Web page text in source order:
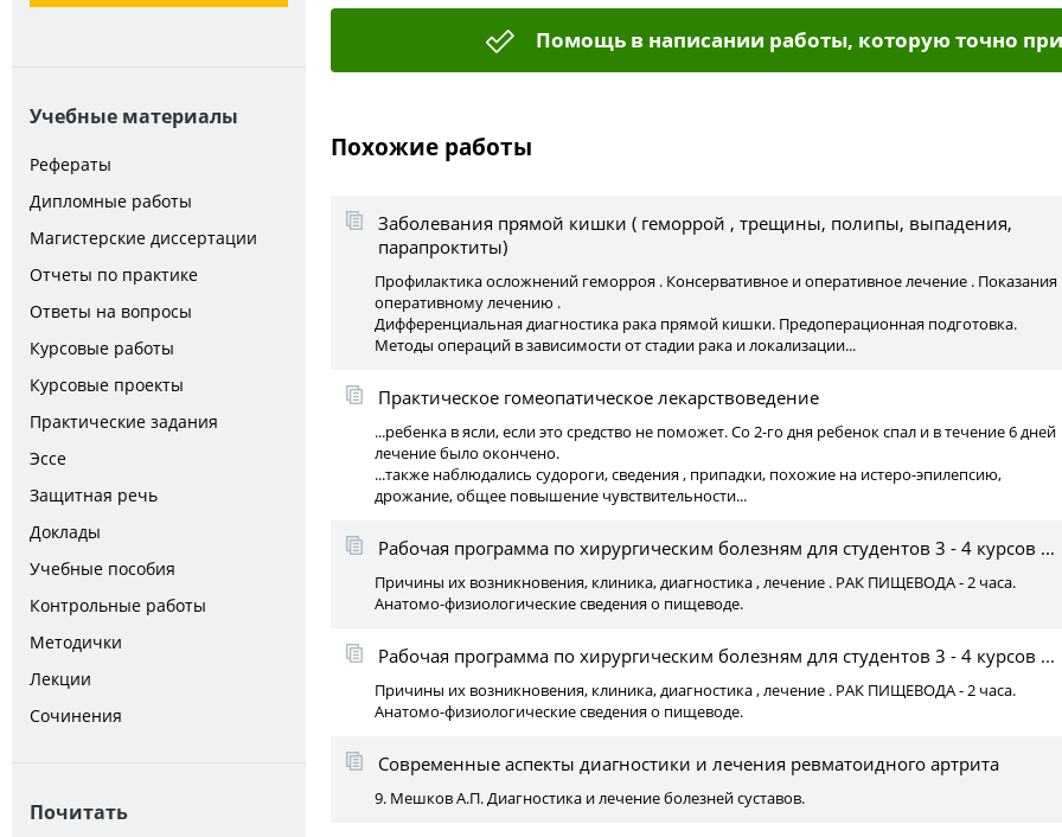
Учебные материалы
Рефераты
Дипломные работы
Магистерские диссертации
Отчеты по практике
Ответы на вопросы
Курсовые работы
Курсовые проекты
Практические задания
Эссе
Защитная речь
Доклады
Учебные пособия
Контрольные работы
Методички
Лекции
Сочинения
Почитать
Помощь в написании работы, которую точно
Похожие работы
Заболевания прямой кишки ( геморрой , трещины, полипы, выпадения,
парапроктиты)
Профилактика осложнений геморроя . Консервативное и оперативное лечение . Показания
оперативному лечению .
Дифференциальная диагностика рака прямой кишки. Предоперационная подготовка.
Методы операций в зависимости от стадии рака и локализации...
Практическое гомеопатическое лекарствоведение
...ребенка в ясли, если это средство не поможет. Со 2-го дня ребенок спал и в течение 6 дней
лечение былo окончено.
...также наблюдались судороги, сведения , припадки, похожие на истеро-эпилепсию,
дрожание, общее повышение чувствительности...
Рабочая программа по хирургическим болезням для студентов 3 - 4 курсов ...
Причины их возникновения, клиника, диагностика , лечение . РАК ПИЩЕВОДА - 2 часа.
Анатомо-физиологические сведения о пищеводе.
Рабочая программа по хирургическим болезням для студентов 3 - 4 курсов ...
Причины их возникновения, клиника, диагностика , лечение . РАК ПИЩЕВОДА - 2 часа.
Анатомо-физиологические сведения о пищеводе.
Современные аспекты диагностики и лечения ревматоидного артрита
9. Мешков А.П. Диагностика и лечение болезней суставов.